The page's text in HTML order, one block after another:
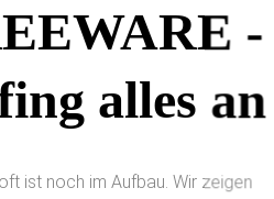
-
alles an
ist noch im Aufbau. Wir zeigen